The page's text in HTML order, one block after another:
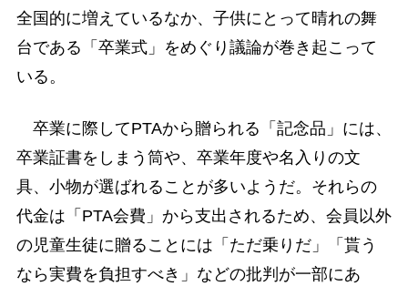
全国的に増えているなか、子供にとって晴れの舞
台である「卒業式」をめぐり議論が巻き起こって
いる。
卒業に際してPTAから贈られる「記念品」には、
卒業証書をしまう筒や、卒業年度や名入りの文
具、小物が選ばれることが多いようだ。それらの
代金は「PTA会費」から支出されるため、会員以外
の児童生徒に贈ることには「ただ乗りだ」「貰う
なら実費を負担すべき」などの批判が一部にあ